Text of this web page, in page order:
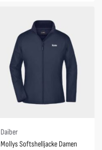
Daiber
Mollys Softshelljacke Damen